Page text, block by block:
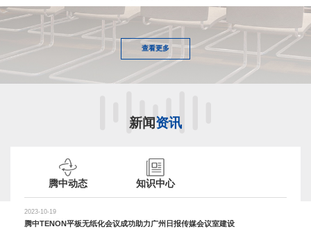
查看更多
新闻 资讯
腾中动态 知识中心
2023-10-19
腾中TENON平板无纸化会议成功助力广州日报传媒会议室建设